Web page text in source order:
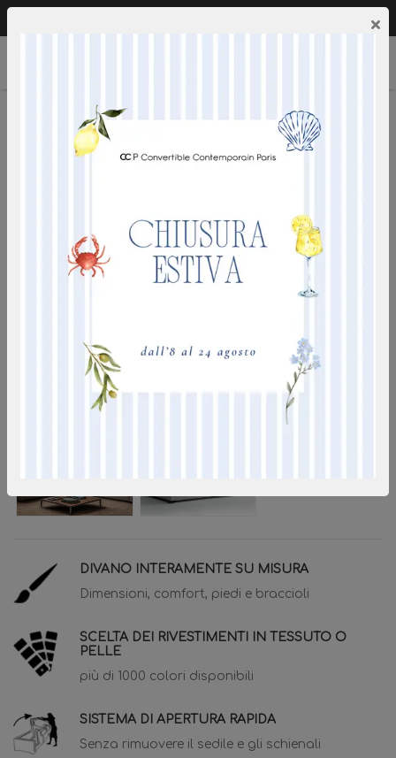
IT×
CHARLESTON
DIVANO INTERAMENTE SU MISURA
Dimensioni, comfort, piedi e braccioli
SCELTA DEI RIVESTIMENTI IN TESSUTO O
PELLE
più di 1000 colori disponibili
SISTEMA DI APERTURA RAPIDA
Senza rimuovere il sedile e gli schienali